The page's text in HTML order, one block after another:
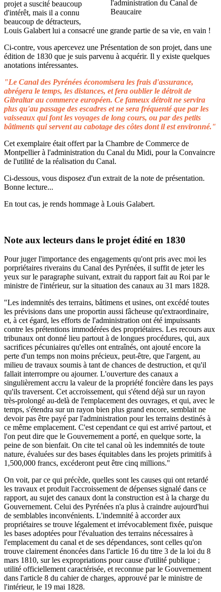
projet a suscité beaucoup
d'intérêt, mais il a connu
beaucoup de détracteurs,
Louis Galabert lui a consacré une grande partie de sa vie, en vain !
Ci-contre, vous apercevez une Présentation de son projet, dans une
édition de 1830 que je suis parvenu à acquérir. Il y existe quelques
anotations intéressantes.
"Le Canal des Pyrénées économisera les frais d'assurance,
abrégera le temps, les distances, et fera oublier le détroit de
Gibraltar au commerce européen. Ce fameux détroit ne servira
plus qu'au passage des escadres et ne sera fréquenté que par les
vaisseaux qui font les voyages de long cours, ou par des petits
bâtiments qui servent au cabotage des côtes dont il est environné."
Cet exemplaire était offert par la Chambre de Commerce de
Montpellier à l'administration du Canal du Midi, pour la Convaincre
de l'utilité de la réalisation du Canal.
Ci-dessous, vous disposez d'un extrait de la note de présentation.
Bonne lecture...
En tout cas, je rends hommage à Louis Galabert.
Note aux lecteurs dans le projet édité en 1830
Pour juger l'importance des engagements qu'ont pris avec moi les
porpriétaires riverains du Canal des Pyrénées, il suffit de jeter les
yeux sur le paragraphe suivant, extrait du rapport fait au Roi par le
ministre de l'intérieur, sur la situation des canaux au 31 mars 1828.
"Les indemnités des terrains, bâtimens et usines, ont excédé toutes
les prévisions dans une proportin aussi fâcheuse qu'extraordinaire,
et, à cet égard, les efforts de l'administration ont été impuissants
contre les prétentions immodérées des propriétaires. Les recours aux
tribunaux ont donné lieu partout à de longues procédures, qui, aux
sacrifices pécuniaires qu'elles ont entraînés, ont ajouté encore la
perte d'un temps non moins précieux, peut-être, que l'argent, au
milieu de travaux soumis à tant de chances de destruction, et qu'il
fallait interrompre ou ajourner. L'ouverture des canaux a
singulièrement accru la valeur de la propriété foncière dans les pays
qu'ils traversent. Cet accroissement, qui s'étend déjà sur un rayon
très-prolongé au-delà de l'emplacement des ouvrages, et qui, avec le
temps, s'étendra sur un rayon bien plus grand encore, semblait ne
devoir pas être payé par l'administration pour les terrains destinés à
ce même emplacement. C'est cependant ce qui est arrivé partout, et
l'on peut dire que le Gouvernement a porté, en quelque sorte, la
peine de son bienfait. On cite tel canal où les indemnités de toute
nature, évaluées sur des bases équitables dans les projets primitifs à
1,500,000 francs, excéderont peut être cinq millions."
On voit, par ce qui précède, quelles sont les causes qui ont retardé
les travaux et produit l'accroissement de dépenses signalé dans ce
rapport, au sujet des canaux dont la construction est à la charge du
Gouvernement. Celui des Pyrénées n'a plus à craindre aujourd'hui
de semblables inconvénients. L'indemnité à accorder aux
propriétaires se trouve légalement et irrévocablement fixée, puisque
les bases adoptées pour l'évaluation des terrains nécessaires à
l'emplacement du canal et de ses dépendances, sont celles qu'on
trouve clairement énoncées dans l'article 16 du titre 3 de la loi du 8
mars 1810, sur les expropriations pour cause d'utilité publique ;
utilité officiellement caractérisée, et reconnue par le Gouvernement
dans l'article 8 du cahier de charges, approuvé par le ministre de
l'intérieur, le 19 mai 1828.